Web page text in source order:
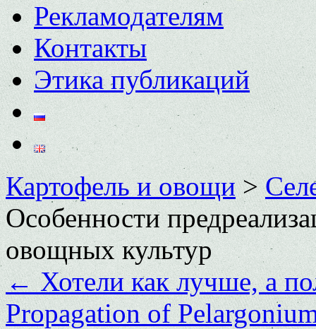
Рекламодателям
Контакты
Этика публикаций
Картофель и овощи>
Особенности
овощных культур
←Хотели как лучше, а
Propagation of